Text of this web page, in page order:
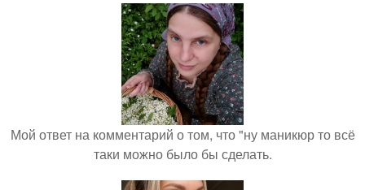
Мой ответ на комментарий о том, что "ну маникюр то всё
таки можно было бы сделать.